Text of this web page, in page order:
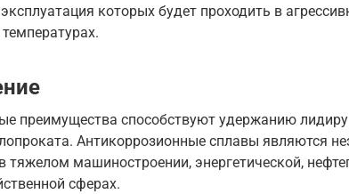
которых будет проходить в
преимущества способствуют удержанию
Антикоррозионные сплавы являются
тяжелом машиностроении, энергетической,
сферах.